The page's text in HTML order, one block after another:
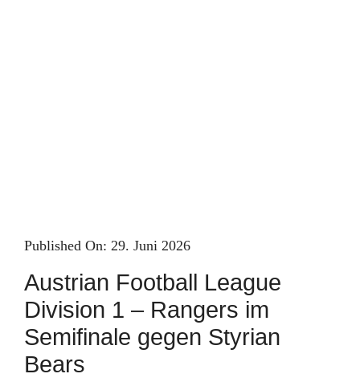
Published On: 29. Juni 2026
Austrian Football League
Division 1 – Rangers im
Semifinale gegen Styrian
Bears